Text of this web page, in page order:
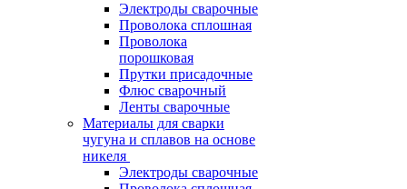
Электроды сварочные
Проволока сплошная
Проволока
порошковая
Прутки присадочные
Флюс сварочный
Ленты сварочные
Материалы для сварки
чугуна и сплавов на основе
никеля
Электроды сварочные